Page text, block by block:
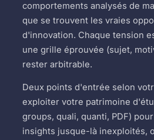
comportements analysés de
que se trouvent les vraies
d'innovation. Chaque tension
une grille éprouvée (sujet,
rester arbitrable.
Deux points d'entrée selon
exploiter votre patrimoine
groups, quali, quanti, PDF)
insights jusque-là inexploités,